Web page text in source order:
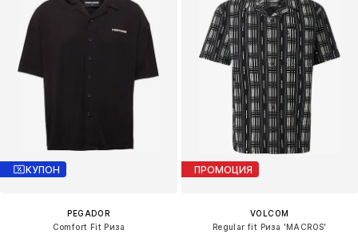
КУПОН
PEGADOR
Comfort Fit Риза
ПРОМОЦИЯ
VOLCOM
Regular fit Риза 'MACROS'